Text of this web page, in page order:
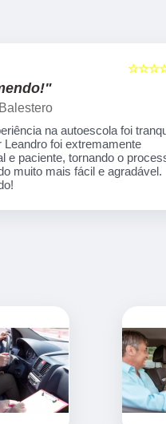
Gabriel
orientado pela Instrutora
educadora, que se
específicas de
esta profissional!